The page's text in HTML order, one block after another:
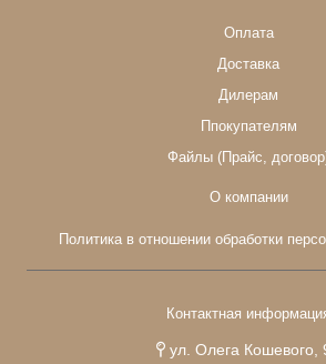
Оплата
Доставка
Дилерам
Ппокупателям
Файлы (Прайс,
О компании
Политика в отношении обработки
Контактная
ул. Олега Кошевого,